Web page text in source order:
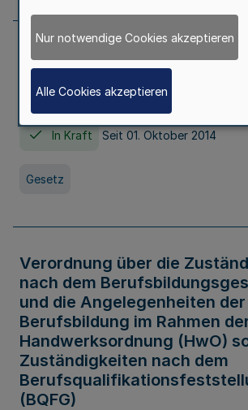
Gesetz über die
Nordrhein-Westfalen
HG)
In Kraft Seit 01. Oktober 2014
Gesetz
Verordnung über die
nach dem
und die Angelegenheiten der
Berufsbildung im Rahmen
Handwerksordnung (HwO)
Zuständigkeiten nach dem
(BQFG)
Nur notwendige Cookies akzeptieren
Alle Cookies akzeptieren